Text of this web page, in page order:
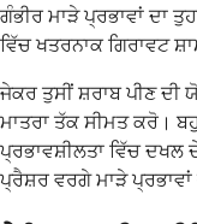
ਗੰਭੀਰ ਮਾੜੇ ਪ੍ਰਭਾਵਾਂ ਦਾ
ਵਿੱਚ ਖਤਰਨਾਕ ਗਿਰਾਵਟ
ਜੇਕਰ ਤੁਸੀਂ ਸ਼ਰਾਬ ਪੀਣ ਦੀ
ਮਾਤਰਾ ਤੱਕ ਸੀਮਤ ਕਰੋ।
ਪ੍ਰਭਾਵਸ਼ੀਲਤਾ ਵਿੱਚ
ਪ੍ਰੈਸ਼ਰ ਵਰਗੇ ਮਾੜੇ ਪ੍ਰਭਾਵਾਂ